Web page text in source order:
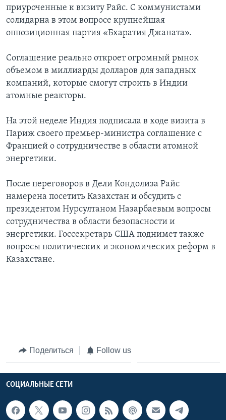
приуроченные к визиту Райс. С коммунистами
солидарна в этом вопросе крупнейшая
оппозиционная партия «Бхаратия Джаната».
Соглашение реально откроет огромный рынок
объемом в миллиарды долларов для западных
компаний, которые смогут строить в Индии
атомные реакторы.
На этой неделе Индия подписала в ходе визита в
Париж своего премьер-министра соглашение с
Францией о сотрудничестве в области атомной
энергетики.
После переговоров в Дели Кондолиза Райс
намерена посетить Казахстан и обсудить с
президентом Нурсултаном Назарбаевым вопросы
сотрудничества в области безопасности и
энергетики. Госсекретарь США поднимет также
вопросы политических и экономических реформ в
Казахстане.
Поделиться Follow us
СОЦИАЛЬНЫЕ СЕТИ